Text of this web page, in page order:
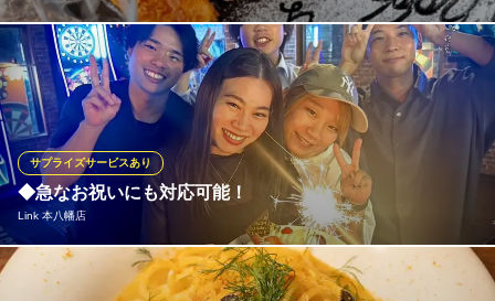
クラフトビール＆ワイン
ＪＲ総武線本八幡駅南口 徒歩3分
千葉県市川市南八幡4-15-17 1F
当店のカウンター席は大切な日にぴったりの特等席となっており
ます。キッチンとカウンター席には何一つ遮るものがなく、すべ
て隠さずにお客様に見ていただけるようにという店主の心遣いが
見て取れる劇場型レストランになっています。その場所で創作鉄
板焼き料理を食べてみるのはいかがでしょうか。
黒毛和牛 海鮮 鉄板焼き 韋駄天 本八幡
鉄板焼 厳選肉 ワイン
ＪＲ総武線本八幡駅 徒歩6分
千葉県市川市南八幡4-16-3
◆急なお祝いにも対応可能！
Link 本八幡店
サプライズサービスあり
お祝いや記念日、お誕生日のサプライズも当店におまかせ！ 事前